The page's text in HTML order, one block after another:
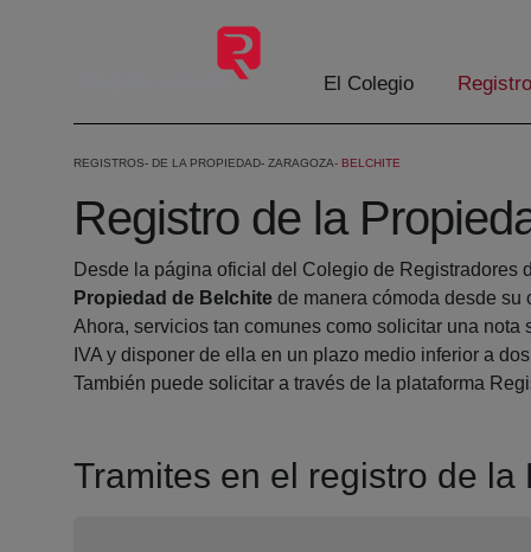
Saltar al contenido principal
El Colegio
REGISTROS DE LA PROPIEDAD ZARAGOZA BELCHITE
Registro de la
Desde la página oficial del Colegio de Registradores
Propiedad de Belchite de manera cómoda desde su
Ahora, servicios tan comunes como solicitar una nota
IVA y disponer de ella en un plazo medio inferior a
También puede solicitar a través de la plataforma
Tramites en el registro de